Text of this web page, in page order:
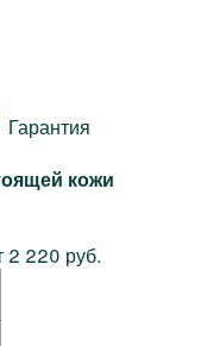
Гарантия
кожи
2 220 руб.